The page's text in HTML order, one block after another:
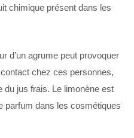
chimique présent dans les
d’un agrume peut provoquer
chez ces personnes,
du jus frais. Le limonène est
parfum dans les cosmétiques